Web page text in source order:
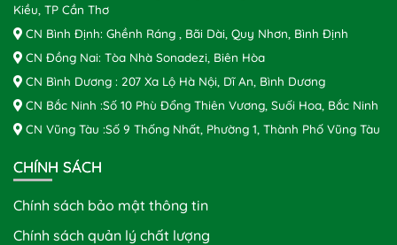
Kiều, TP Cần Thơ
CN Bình Định: Ghềnh Ráng , Bãi Dài, Quy Nhơn, Bình Định
CN Đồng Nai: Tòa Nhà Sonadezi, Biên Hòa
CN Bình Dương : 207 Xa Lộ Hà Nội, Dĩ An, Bình Dương
CN Bắc Ninh :Số 10 Phù Đổng Thiên Vương, Suối Hoa, Bắc Ninh
CN Vũng Tàu :Số 9 Thống Nhất, Phường 1, Thành Phố Vũng Tàu
CHÍNH SÁCH
Chính sách bảo mật thông tin
Chính sách quản lý chất lượng